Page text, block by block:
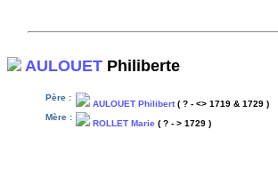
AULOUET Philiberte
Père :
AULOUET Philibert( ? - <> 1719 & 1729 )
Mère :
ROLLET Marie ( ? - > 1729 )